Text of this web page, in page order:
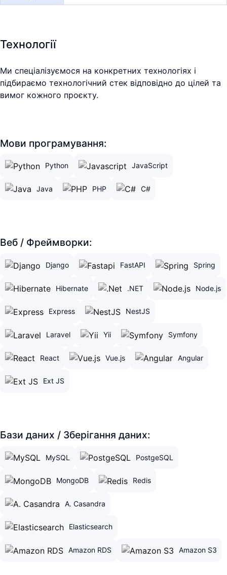
Технології
Ми спеціалізуємося на конкретних технологіях і
підбираємо технологічний стек відповідно до цілей та
вимог кожного проєкту.
Мови програмування:
Python JavaScript
Java PHP C#
Веб / Фреймворки:
Django FastAPI Spring
Hibernate .NET Node.js
Express NestJS
Laravel Yii Symfony
React Vue.js Angular
Ext JS
Бази даних / Зберігання даних:
MySQL PostgeSQL
MongoDB Redis
A. Casandra
Elasticsearch
Amazon RDS Amazon S3